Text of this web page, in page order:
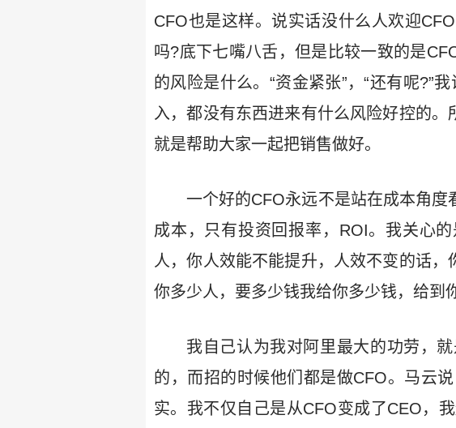
CFO也是这样。说实话没什么人欢迎
吗?底下七嘴八舌，但是比较一致的是
的风险是什么。“资金紧张”，“还有呢?”
入，都没有东西进来有什么风险好控的。
就是帮助大家一起把销售做好。
一个好的CFO永远不是站在成本角
成本，只有投资回报率，ROI。我关心
人，你人效能不能提升，人效不变的话
你多少人，要多少钱我给你多少钱，给到
我自己认为我对阿里最大的功劳，
的，而招的时候他们都是做CFO。马云
实。我不仅自己是从CFO变成了CEO，